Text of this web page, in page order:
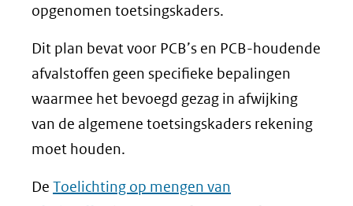
opgenomen toetsingskaders.
Dit plan bevat voor PCB’s en PCB-houdende
afvalstoffen geen specifieke bepalingen
waarmee het bevoegd gezag in afwijking
van de algemene toetsingskaders rekening
moet houden.
De Toelichting op mengen van